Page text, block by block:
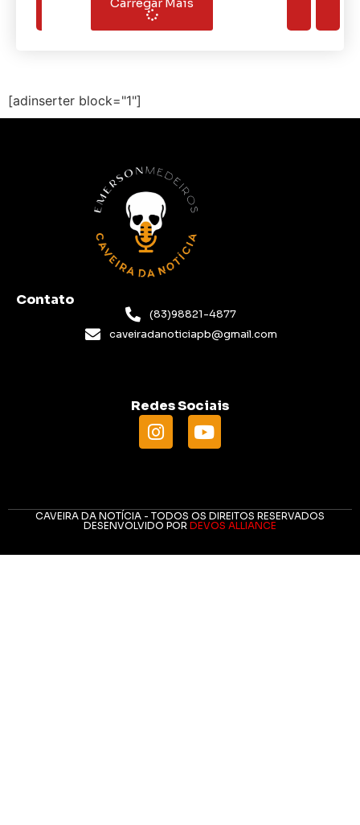
Carregar Mais
[adinserter block="1"]
Contato
(83)98821-4877
caveiradanoticiapb@gmail.com
Redes Sociais
CAVEIRA DA NOTÍCIA - TODOS OS DIREITOS RESERVADOS
DESENVOLVIDO POR DEVOS ALLIANCE